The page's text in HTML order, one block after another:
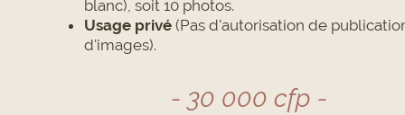
blanc), soit 10 photos.
Usage privé(Pas d'autorisation de
d'images).
- 30 000 cfp -